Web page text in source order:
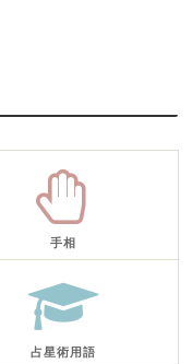
手相
占星術用語